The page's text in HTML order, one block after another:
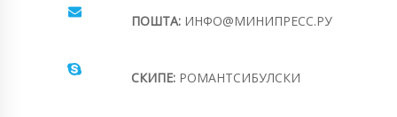
ПОШТА: ИНФО@МИНИПРЕСС.РУ
СКИПЕ: РОМАНТСИБУЛСКИ